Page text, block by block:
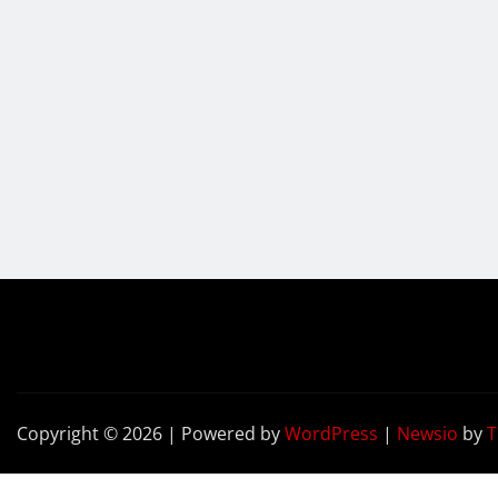
Copyright © 2026 | Powered byWordPress | Newsio by